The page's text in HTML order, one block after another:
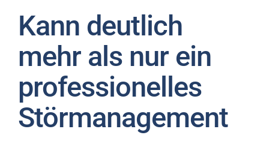
Funktionen & Features
Preise
Referenzen
Support
Kann deutlich
mehr als nur ein
professionelles
Störmanagement